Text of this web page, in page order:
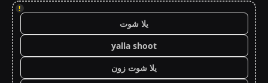
!
يلا شوت
yalla shoot
يلا شوت زون